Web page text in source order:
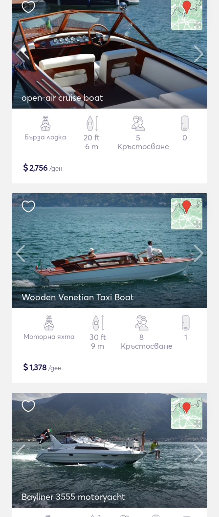
open-air cruise boat
Бърза лодка
20 ft
6 m
5
Кръстосване
0
$2,756 /ден
Wooden Venetian Taxi Boat
Моторна яхта
30 ft
9 m
8
Кръстосване
1
$1,378 /ден
Bayliner 3555 motoryacht